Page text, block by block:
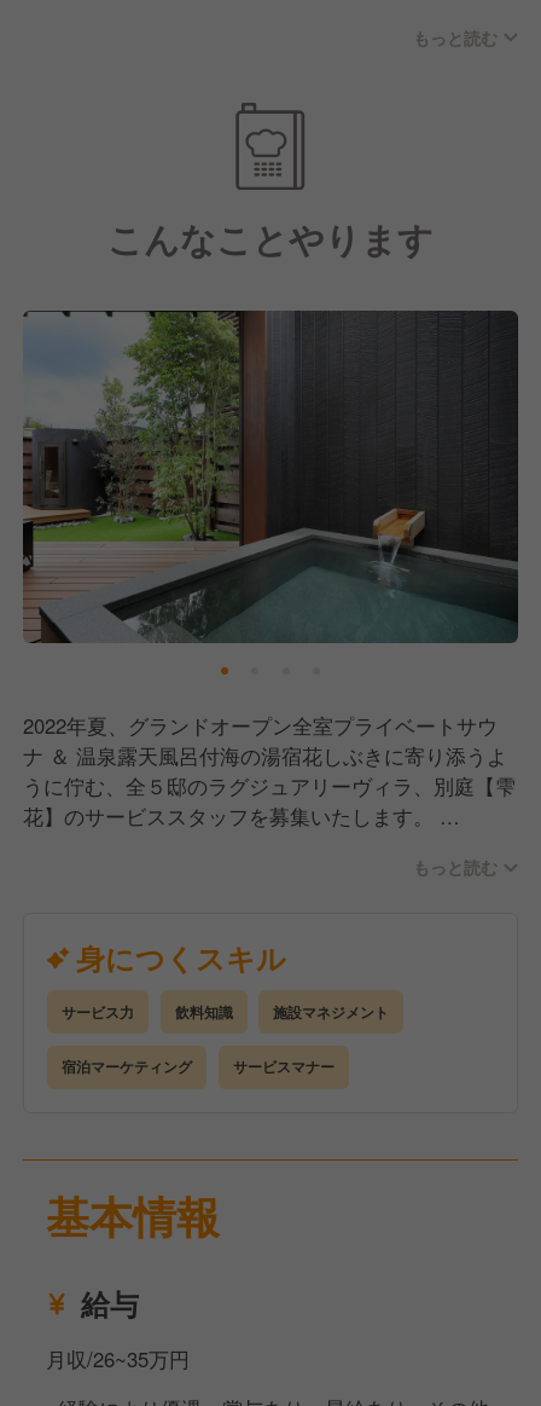
「こだわり」がわかる、それが「本物の美味さ」へと
もっと読む
こんなことやります
2022年夏、グランドオープン全室プライベートサウ
ナ ＆ 温泉露天風呂付海の湯宿花しぶきに寄り添うよ
うに佇む、全５邸のラグジュアリーヴィラ、別庭【雫
花】のサービススタッフを募集いたします。
満開の笑顔でおもてなし！当館は、あなたの経験に応
務内容としては、フロント業務、レストラン業務、店
舗マネジメント全般、売スタッフ教育、サービス業務
全般などになります。
もっと読む
身につくスキル
サービス力 飲料知識 施設マネジメント
宿泊マーケティング サービスマナー
基本情報
給与
月収/26~35万円